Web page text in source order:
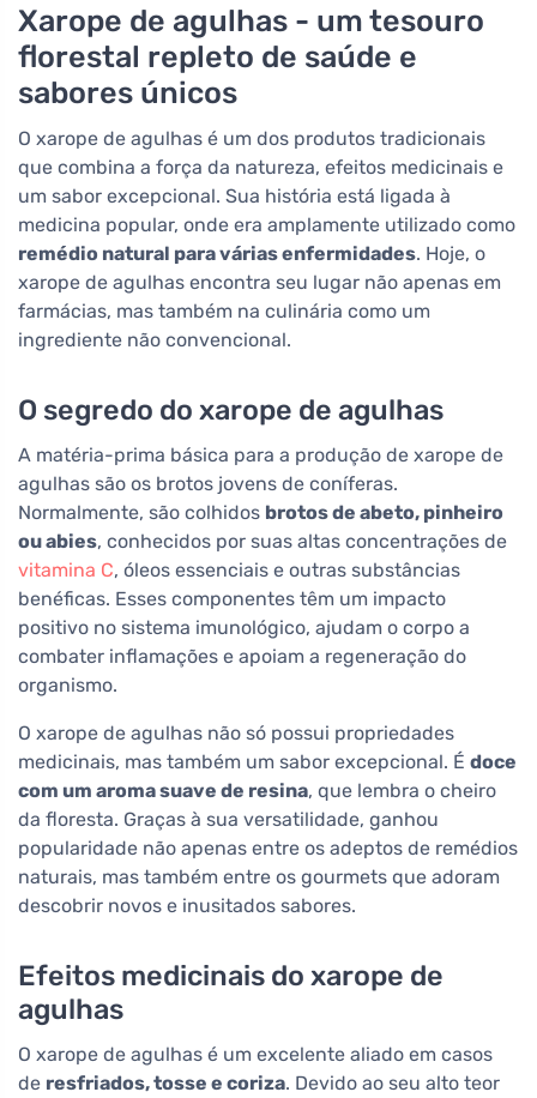
Xarope de agulhas - um tesouro
florestal repleto de saúde e
sabores únicos
O xarope de agulhas é um dos produtos tradicionais
que combina a força da natureza, efeitos medicinais e
um sabor excepcional. Sua história está ligada à
medicina popular, onde era amplamente utilizado como
remédio natural para várias enfermidades. Hoje, o
xarope de agulhas encontra seu lugar não apenas em
farmácias, mas também na culinária como um
ingrediente não convencional.
O segredo do xarope de agulhas
A matéria-prima básica para a produção de xarope de
agulhas são os brotos jovens de coníferas.
Normalmente, são colhidos brotos de abeto, pinheiro
ou abies, conhecidos por suas altas concentrações de
vitamina C, óleos essenciais e outras substâncias
benéficas. Esses componentes têm um impacto
positivo no sistema imunológico, ajudam o corpo a
combater inflamações e apoiam a regeneração do
organismo.
O xarope de agulhas não só possui propriedades
medicinais, mas também um sabor excepcional. É doce
com um aroma suave de resina, que lembra o cheiro
da floresta. Graças à sua versatilidade, ganhou
popularidade não apenas entre os adeptos de remédios
naturais, mas também entre os gourmets que adoram
descobrir novos e inusitados sabores.
Efeitos medicinais do xarope de
agulhas
O xarope de agulhas é um excelente aliado em casos
de resfriados, tosse e coriza. Devido ao seu alto teor